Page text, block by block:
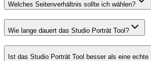
Welches Seitenverhältnis sollte ich wählen?
Wie lange dauert das Studio Porträt Tool?
Ist das Studio Porträt Tool besser als eine echte